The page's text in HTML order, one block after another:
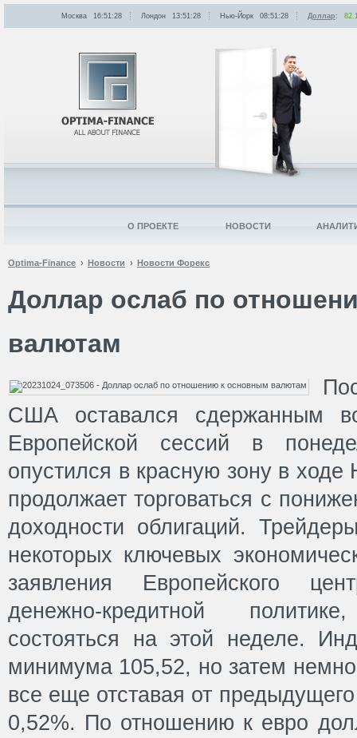
Optima-Finance Новости Новости Форекс
Доллар ослаб по
валютам
США оставался сдержанным
Европейской сессий в
опустился в красную зону в
продолжает торговаться с
доходности облигаций.
некоторых ключевых
заявления Европейского
денежно-кредитной
состояться на этой неделе.
минимума 105,52, но затем
все еще отставая от
0,52%. По отношению к евро
Москва 16:51:28 Лондон 13:51:28 Нью-Йорк 08:51:28 Доллар:
О ПРОЕКТЕ НОВОСТИ